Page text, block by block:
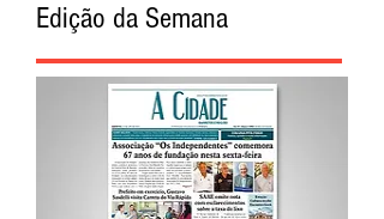
Edição da Semana